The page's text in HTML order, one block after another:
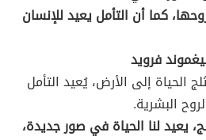
كما أن التأمل يعيد للإنسان
فرويد
الحياة إلى الأرض، يُعيد التأمل
البشرية.
يعيد لنا الحياة في صور جديدة،